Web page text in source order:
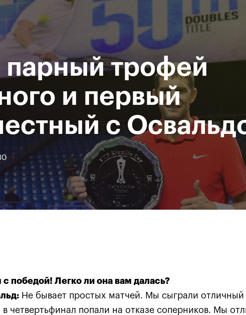
Департамент спорта
Москвы
Мероприятия Фото и видео Билеты
За все время
сыграют наши ребята: Карен Хачанов –
парный трофей
и первый
с
с победой! Легко ли она вам далась?
Не бывает простых матчей. Мы сыграли отличный
в четвертьфинал попали на отказе соперников. Мы